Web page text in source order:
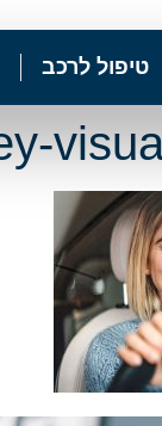
טיפול לרכב